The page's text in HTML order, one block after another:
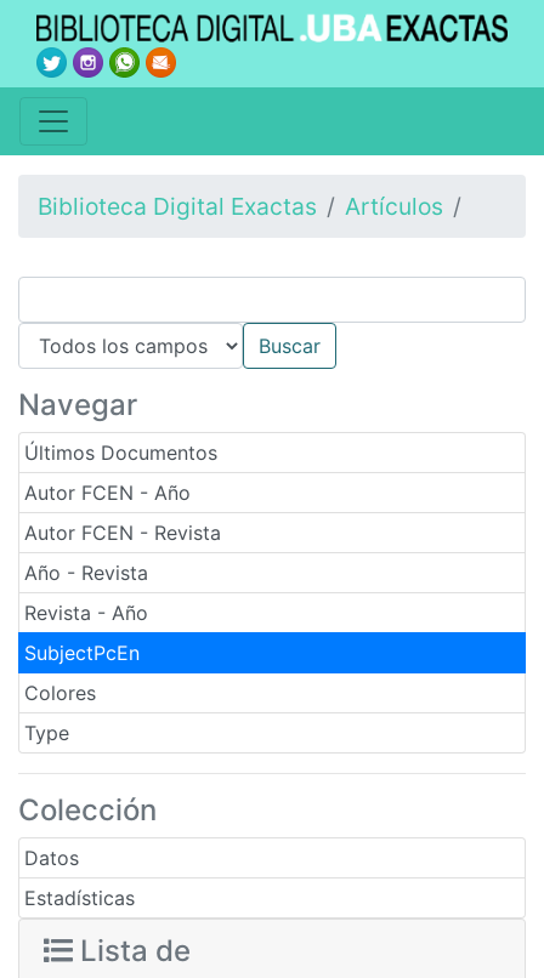
Biblioteca Digital Exactas Artículos
Navegar
Últimos Documentos
Autor FCEN - Año
Autor FCEN - Revista
Año - Revista
Revista - Año
SubjectPcEn
Colores
Type
Colección
Datos
Estadísticas
Lista de